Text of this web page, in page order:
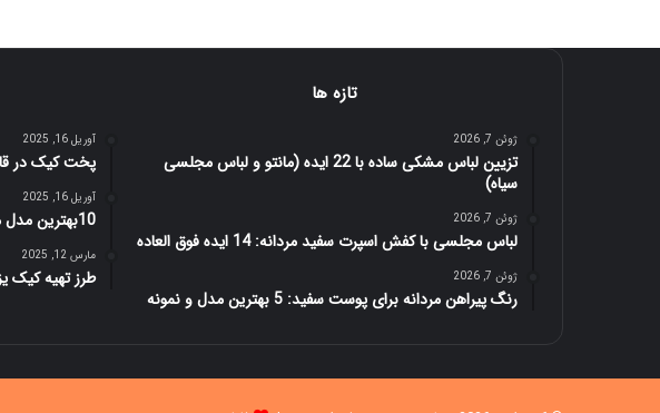
تازه ها
ژوئن 7, 2026
تزیین لباس مشکی ساده با 22 ایده (مانتو و لباس مجلسی
سیاه)
ژوئن 7, 2026
لباس مجلسی با کفش اسپرت سفید مردانه: 14 ایده فوق العاده
ژوئن 7, 2026
رنگ پیراهن مردانه برای پوست سفید: 5 بهترین مدل و نمونه
آوریل 16, 2025
پخت کیک در
آوریل 16, 2025
10بهترین مدل مو کوتاه دخترانه تا گردن کره ای+ عکس
مارس 12, 2025
طرز تهیه کیک